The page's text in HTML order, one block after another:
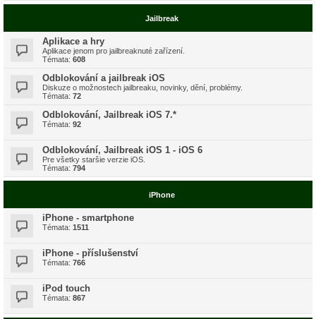
Jailbreak
Aplikace a hry
Aplikace jenom pro jailbreaknuté zařízení.
Témata: 608
Odblokování a jailbreak iOS
Diskuze o možnostech jailbreaku, novinky, dění, problémy.
Témata: 72
Odblokování, Jailbreak iOS 7.*
Témata: 92
Odblokování, Jailbreak iOS 1 - iOS 6
Pre všetky staršie verzie iOS.
Témata: 794
iPhone
iPhone - smartphone
Témata: 1511
iPhone - příslušenství
Témata: 766
iPod touch
Témata: 867